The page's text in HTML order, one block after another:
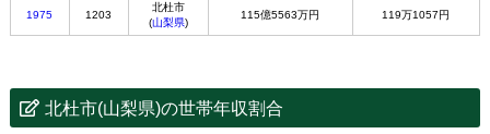
1975 1203
北杜市
(山梨県)
115億5563万円 119万1057円
北杜市(山梨県)の世帯年収割合